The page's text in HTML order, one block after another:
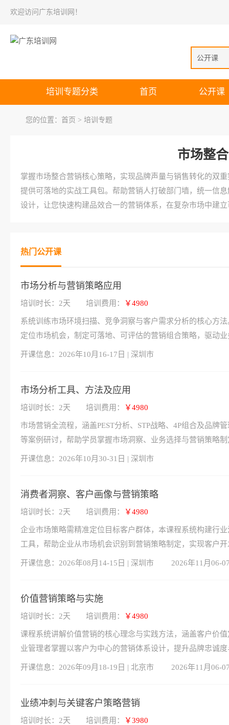
欢迎访问广东培训网！
公开课
培训专题分类 首页 公开课
您的位置： 首页 > 培训专题
市场整
掌握市场整合营销核心策略，实现品牌声量与销售转化的双
提供可落地的实战工具包。帮助营销人打破部门墙，统一信
设计，让您快速构建品效合一的营销体系，在复杂市场中建
热门公开课
市场分析与营销策略应用
培训时长：2天 培训费用： ￥4980
系统训练市场环境扫描、竞争洞察与客户需求分析的核心方
定位市场机会，制定可落地、可评估的营销组合策略，驱动
开课信息： 2026年10月16-17日 | 深圳市
市场分析工具、方法及应用
培训时长：2天 培训费用： ￥4980
市场营销全流程，涵盖PEST分析、STP战略、4P组合及品牌
等案例研讨，帮助学员掌握市场洞察、业务选择与营销策略
开课信息： 2026年10月30-31日 | 深圳市
消费者洞察、客户画像与营销策略
培训时长：2天 培训费用： ￥4980
企业市场策略需精准定位目标客户群体，本课程系统构建行
工具，帮助企业从市场机会识别到营销策略制定，实现客户
开课信息： 2026年08月14-15日 | 深圳市 2026年11月06-
价值营销策略与实施
培训时长：2天 培训费用： ￥4980
课程系统讲解价值营销的核心理念与实践方法，涵盖客户价
业管理者掌握以客户为中心的营销体系设计，提升品牌忠诚
开课信息： 2026年09月18-19日 | 北京市 2026年11月06-
业绩冲刺与关键客户策略营销
培训时长：2天 培训费用： ￥3980